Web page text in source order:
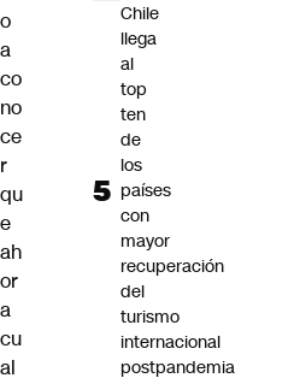
o
a
co
no
ce
r
qu
e
ah
or
a
cu
al
Chile
llega
al
top
ten
de
los
países
con
mayor
recuperación
del
turismo
internacional
postpandemia